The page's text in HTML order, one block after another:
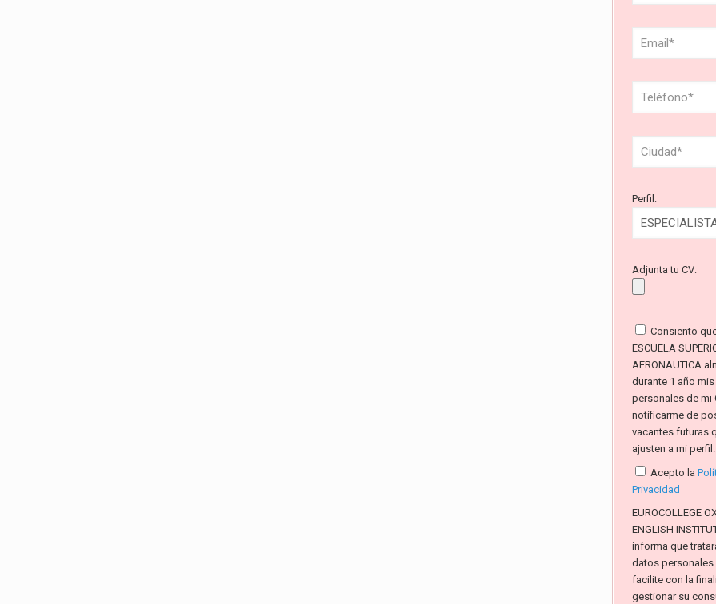
Perfil:
Adjunta tu CV:
Consiento
ESCUELA
AERONAUTICA
durante 1 año
personales de mi
notificarme de
vacantes futuras
ajusten a mi perfil.
Acepto la
Privacidad
EUROCOLLEGE
ENGLISH
informa que
datos personales
facilite con la
gestionar su